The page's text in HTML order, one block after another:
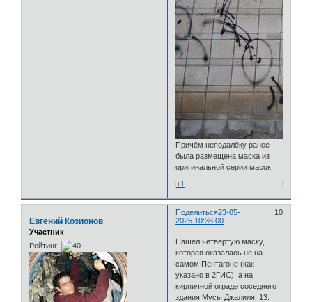
Причём неподалёку ранее
была размещена маска из
оригинальной серии масок.
+1
Поделиться 10
23-05-
2025 10:36:00
Евгений Козионов
Участник
Рейтинг:
Нашел четвертую маску,
которая оказалась не на
самом Пентагоне (как
указано в 2ГИС), а на
кирпичной ограде соседнего
здания Мусы Джалиля, 13.